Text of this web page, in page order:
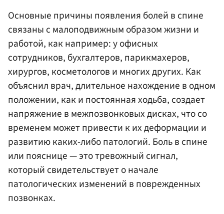
Основные причины появления болей в спине
связаны с малоподвижным образом жизни и
работой, как например: у офисных
сотрудников, бухгалтеров, парикмахеров,
хирургов, косметологов и многих других. Как
объяснил врач, длительное нахождение в одном
положении, как и постоянная ходьба, создает
напряжение в межпозвонковых дисках, что со
временем может привести к их деформации и
развитию каких-либо патологий. Боль в спине
или пояснице — это тревожный сигнал,
который свидетельствует о начале
патологических изменений в поврежденных
позвонках.